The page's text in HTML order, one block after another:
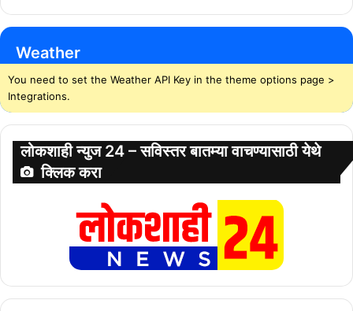
Weather
You need to set the Weather API Key in the theme options page >
Integrations.
लोकशाही न्युज 24 – सविस्तर बातम्या वाचण्यासाठी येथे
क्लिक करा